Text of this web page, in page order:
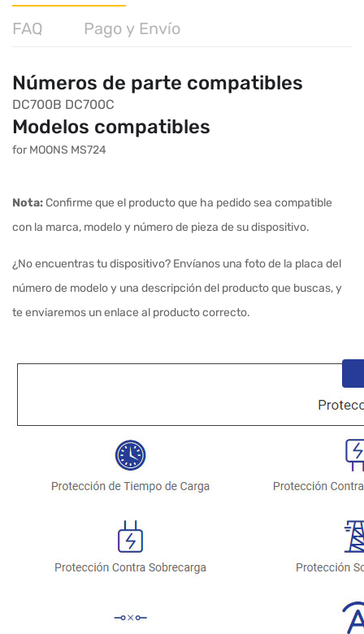
FAQ Pago y Envío
Números de parte compatibles
DC700B DC700C
Modelos compatibles
for MOONS MS724
Nota:Confirme que el producto que ha pedido sea compatible
con la marca, modelo y número de pieza de su dispositivo.
¿No encuentras tu dispositivo? Envíanos una foto de la placa del
número de modelo y una descripción del producto que buscas, y
te enviaremos un enlace al producto correcto.